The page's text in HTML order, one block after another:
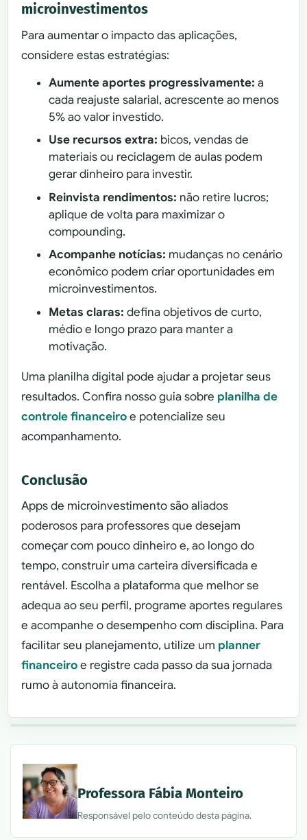
microinvestimentos
Para aumentar o impacto das aplicações,
considere estas estratégias:
Aumente aportes progressivamente: a
cada reajuste salarial, acrescente ao menos
5% ao valor investido.
Use recursos extra: bicos, vendas de
materiais ou reciclagem de aulas podem
gerar dinheiro para investir.
Reinvista rendimentos: não retire lucros;
aplique de volta para maximizar o
compounding.
Acompanhe notícias: mudanças no cenário
econômico podem criar oportunidades em
microinvestimentos.
Metas claras: defina objetivos de curto,
médio e longo prazo para manter a
motivação.
Uma planilha digital pode ajudar a projetar seus
resultados. Confira nosso guia sobre planilha de
controle financeiroe potencialize seu
acompanhamento.
Conclusão
Apps de microinvestimento são aliados
poderosos para professores que desejam
começar com pouco dinheiro e, ao longo do
tempo, construir uma carteira diversificada e
rentável. Escolha a plataforma que melhor se
adequa ao seu perfil, programe aportes regulares
e acompanhe o desempenho com disciplina. Para
facilitar seu planejamento, utilize um planner
financeiroe registre cada passo da sua jornada
rumo à autonomia financeira.
Professora Fábia Monteiro
Responsável pelo conteúdo desta página.